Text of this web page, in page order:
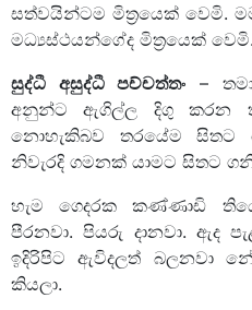
සත්වයින්ටම මිත්‍රයෙක් වෙමි.
මධ්‍යස්ථයන්ගේද මිත්‍රයෙක්
සුද්ධී අසුද්ධී පච්චත්තං –
අනුන්ට ඇගිල්ල දිගු කරන
නොහැකිබව තරයේම සිතට
නිවැරදි ගමනක් යාමට සිතට
හැම ගෙදරක කණ්ණාඩි
පීරනවා. පියරු දානවා. ඇද
ඉදිරිපිට ඇවිදලත් බලනවා
කියලා.